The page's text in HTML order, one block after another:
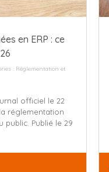
en ERP : ce
: Réglementation et
officiel le 22
réglementation
public. Publié le 29